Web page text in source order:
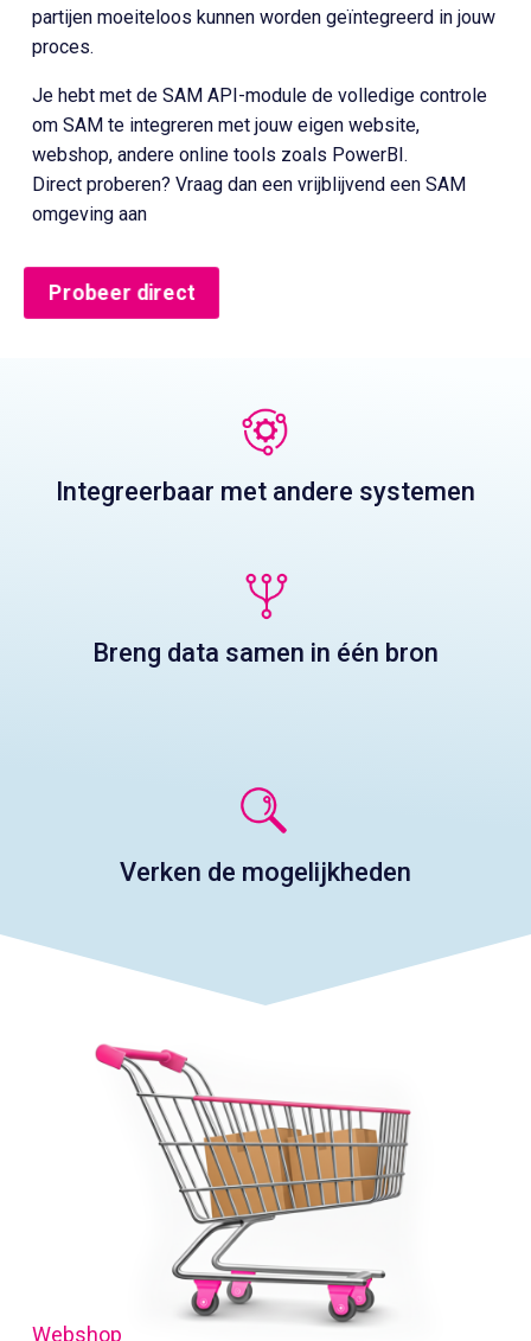
partijen moeiteloos kunnen worden geïntegreerd in jouw
proces.
Je hebt met de SAM API-module de volledige controle
om SAM te integreren met jouw eigen website,
webshop, andere online tools zoals PowerBI.
Direct proberen? Vraag dan een vrijblijvend een SAM
omgeving aan
Probeer direct
Integreerbaar met andere systemen
Breng data samen in één bron
Verken de mogelijkheden
Webshop